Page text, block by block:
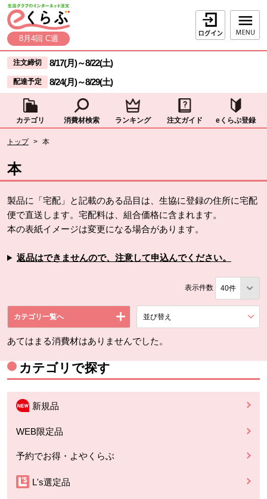
ページの先頭です。
本文へジャンプする。
8月4回 C週
ログイン
ここからサイト内共通メニューです。
サイト内共通メニューをスキップする
注文締切 8/17(月)～8/22(土)
配達予定 8/24(月)～8/29(土)
カテゴリ 消費材検索 ランキング 注文ガイド eくらぶ登録
トップ > 本
本
製品に「宅配」と記載のある品目は、生協に登録の住所に宅配
便で直送します。宅配料は、組合価格に含まれます。
本の表紙イメージは変更になる場合があります。
返品はできませんので、注意して申込んでください。
表示件数
カテゴリ一覧へ 並び替え
あてはまる消費材はありませんでした。
カテゴリで探す
新規品
WEB限定品
予約でお得・よやくらぶ
L's選定品